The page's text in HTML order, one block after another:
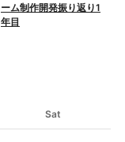
ーム制作開発振り返り1
年目
Sat